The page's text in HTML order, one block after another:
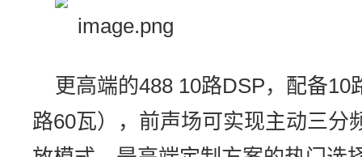
更高端的488 10路DSP，配备
路60瓦），前声场可实现主动三分